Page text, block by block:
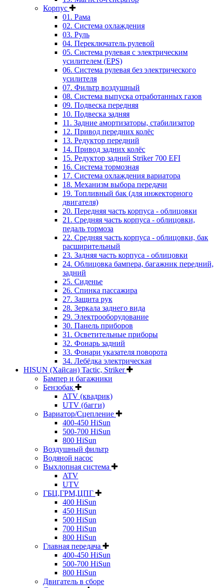
Корпус
01. Рама
02. Система охлаждения
03. Руль
04. Переключатель рулевой
05. Система рулевая с электрическим
усилителем (EPS)
06. Система рулевая без электрического
усилителя
07. Фильтр воздушный
08. Система выпуска отработанных газов
09. Подвеска передняя
10. Подвеска задняя
11. Задние амортизаторы, стабилизатор
12. Привод передних колёс
13. Редуктор передний
14. Привод задних колёс
15. Редуктор задний Striker 700 EFI
16. Система тормозная
17. Система охлаждения вариатора
18. Механизм выбора передачи
19. Топливный бак (для инжекторного
двигателя)
20. Передняя часть корпуса - облицовки
21. Средняя часть корпуса - облицовки,
педаль тормоза
22. Средняя часть корпуса - облицовки, бак
расширительный
23. Задняя часть корпуса - облицовки
24. Облицовка бампера, багажник передний,
задний
25. Сиденье
26. Спинка пассажира
27. Защита рук
28. Зеркала заднего вида
29. Электрооборудование
30. Панель приборов
31. Oсветительные приборы
32. Фонарь задний
33. Фонари указателя поворота
34. Лебёдка электрическая
HISUN (Хайсан) Tactic, Striker
Бампер и багажники
Бензобак
ATV (квадрик)
UTV (багги)
Вариатор/Сцепление
400-450 HiSun
500-700 HiSun
800 HiSun
Воздушный фильтр
Водяной насос
Выхлопная система
ATV
UTV
ГБЦ,ГРМ,ЦПГ
400 HiSun
450 HiSun
500 HiSun
700 HiSun
800 HiSun
Главная передача
400-450 HiSun
500-700 HiSun
800 HiSun
Двигатель в сборе